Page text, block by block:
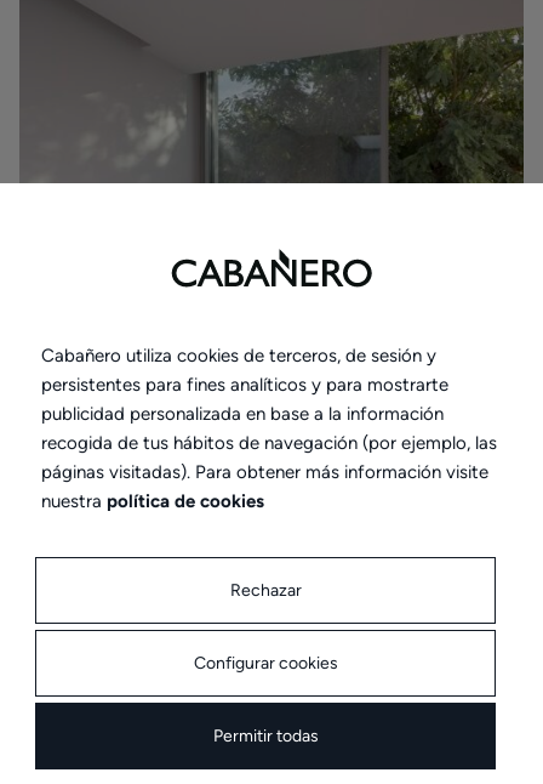
Cabañero utiliza cookies de terceros, de sesión y
persistentes para fines analíticos y para mostrarte
publicidad personalizada en base a la información
recogida de tus hábitos de navegación (por ejemplo, las
páginas visitadas). Para obtener más información visite
nuestra política de cookies
Rechazar
Configurar cookies
Permitir todas